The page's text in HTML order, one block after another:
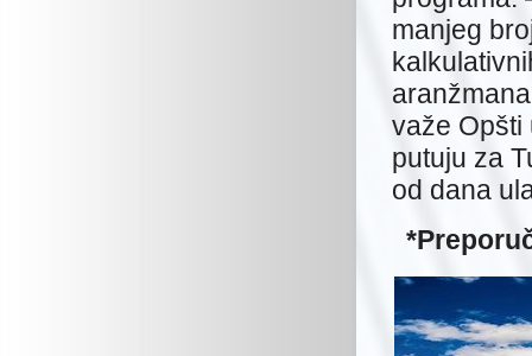
manjeg
važe Opšti
putuju za
od dana